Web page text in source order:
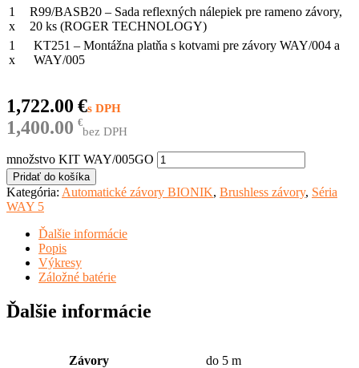
€
1,722.00
€
1,400.00 bez DPH
1
x
R99/BASB20 – Sada reflexných nálepiek pre rameno závory,
20 ks (ROGER TECHNOLOGY)
1
x
KT251 – Montážna platňa s kotvami pre závory WAY/004 a
WAY/005
množstvo KIT WAY/005GO
Pridať do košíka
Kategória: Automatické závory BIONIK, Brushless závory, Séria
WAY 5
Ďalšie informácie
Popis
Výkresy
Záložné batérie
Ďalšie informácie
Závory do 5 m